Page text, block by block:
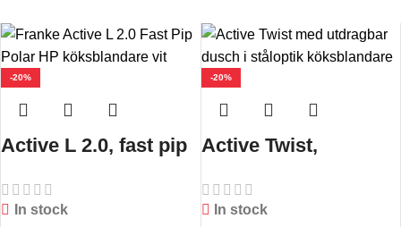
-20%
Active L 2.0, fast pip
In stock
-20%
Active Twist,
ståloptik
In stock